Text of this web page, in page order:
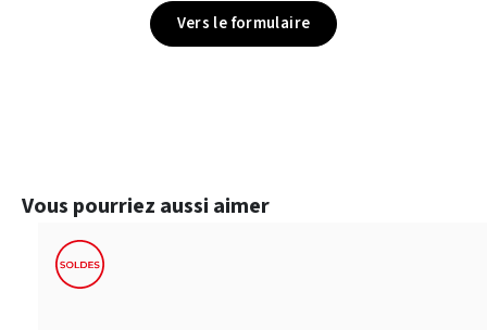
Vers le formulaire
Ignorer la galerie de produits
Vous pourriez aussi aimer